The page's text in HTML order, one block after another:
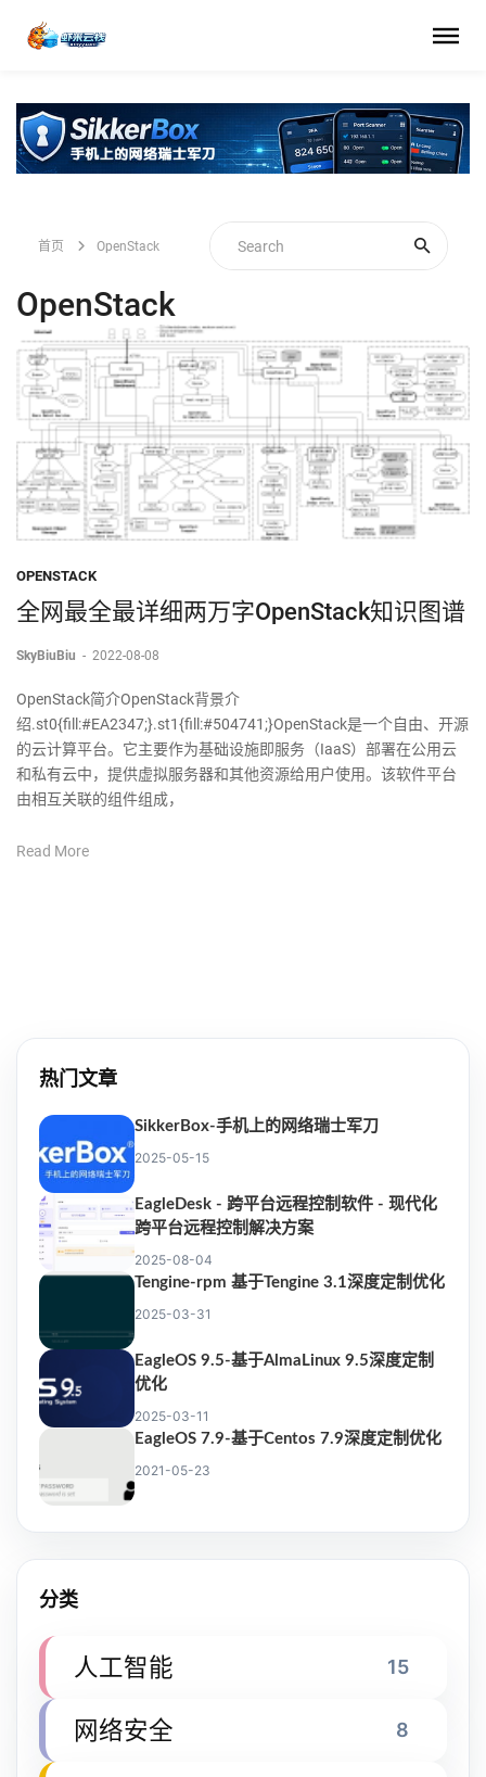
首页 OpenStack
OpenStack
OPENSTACK
全网最全最详细两万字OpenStack知识图谱
SkyBiuBiu - 2022-08-08
OpenStack简介OpenStack背景介
绍.st0{fill:#EA2347;}.st1{fill:#504741;}OpenStack是一个自由、开源
的云计算平台。它主要作为基础设施即服务（IaaS）部署在公用云
和私有云中，提供虚拟服务器和其他资源给用户使用。该软件平台
由相互关联的组件组成，
Read More
热门文章
SikkerBox-手机上的网络瑞士军刀
2025-05-15
EagleDesk - 跨平台远程控制软件 - 现代化
跨平台远程控制解决方案
2025-08-04
Tengine-rpm 基于Tengine 3.1深度定制优化
2025-03-31
EagleOS 9.5-基于AlmaLinux 9.5深度定制
优化
2025-03-11
EagleOS 7.9-基于Centos 7.9深度定制优化
2021-05-23
分类
人工智能 15
网络安全 8